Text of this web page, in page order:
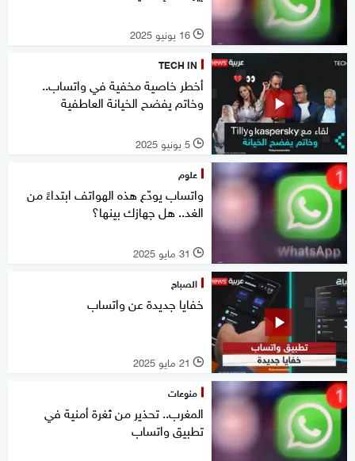
l 16 يونيو 2025
TECH IN
أخطر خاصية مخفية في واتساب..
وخاتم يفضح الخيانة العاطفية
l 5 يونيو 2025
علوم
واتساب يودّع هذه الهواتف ابتداءً من
الغد.. هل جهازك بينها؟
l 31 مايو 2025
الصباح
خفايا جديدة عن واتساب
l 21 مايو 2025
منوعات
المغرب.. تحذير من ثغرة أمنية في
تطبيق واتساب